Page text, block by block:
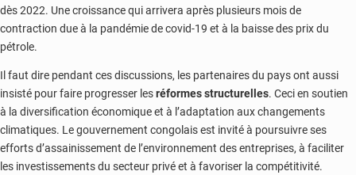
dès 2022. Une croissance qui arrivera après plusieurs mois de
contraction due à la pandémie de covid-19 et à la baisse des prix du
pétrole.
Il faut dire pendant ces discussions, les partenaires du pays ont aussi
insisté pour faire progresser lesréformes structurelles. Ceci en soutien
à la diversification économique et à l’adaptation aux changements
climatiques. Le gouvernement congolais est invité à poursuivre ses
efforts d’assainissement de l’environnement des entreprises, à faciliter
les investissements du secteur privé et à favoriser la compétitivité.